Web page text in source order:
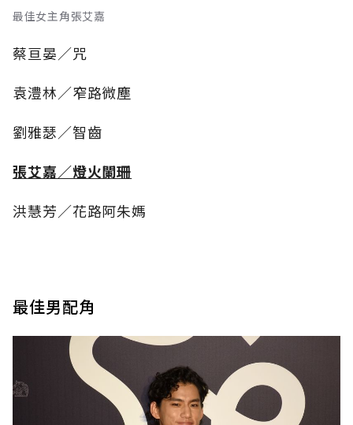
最佳女主角張艾嘉
蔡亘晏／咒
袁澧林／窄路微塵
劉雅瑟／智齒
張艾嘉／燈火闌珊
洪慧芳／花路阿朱媽
最佳男配角